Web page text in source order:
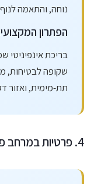
נוחה, והתאמה
הפתרון
בריכת אינפיניטי
שקופה לבטיחות,
תת-מימית, ואזור
4. פרטיות במרחב פתוח